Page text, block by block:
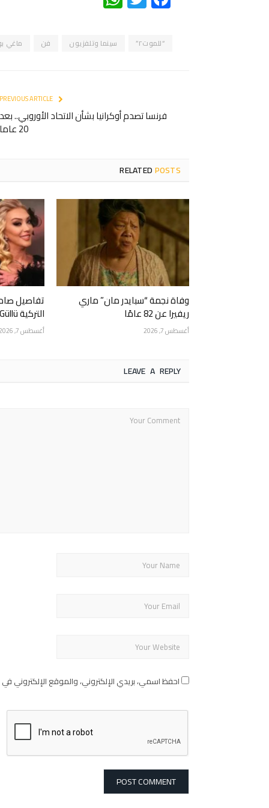
“للموت٢” سينما وتلفزيون فن ماغي
فرنسا تصدم أوكرانيا بشأن الاتحاد الأوروبي.. بعد
20 عاما
RELATEDPOSTS
وفاة نجمة “سبايدر مان” ماري
ريفيرا عن 82 عامًا
أغسطس 7, 2026
تفاصيل
التركية Güllü.. ابنتها قتلتها عمداً
أغسطس 7, 2026
LEAVE A REPLY
احفظ اسمي، بريدي الإلكتروني، والموقع الإلكتروني